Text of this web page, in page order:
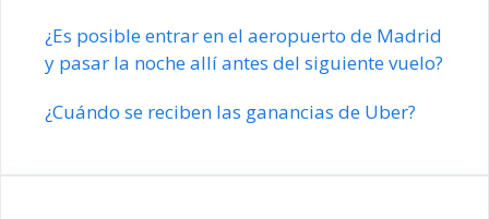
¿Es posible entrar en el aeropuerto de Madrid
y pasar la noche allí antes del siguiente vuelo?
¿Cuándo se reciben las ganancias de Uber?